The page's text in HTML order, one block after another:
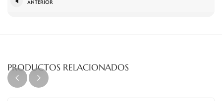
ANTERIOR
PRODUCTOS RELACIONADOS